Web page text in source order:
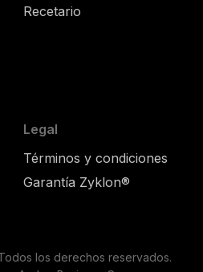
Recetario
Legal
Términos y condiciones
Garantía Zyklon®
los derechos reservados.